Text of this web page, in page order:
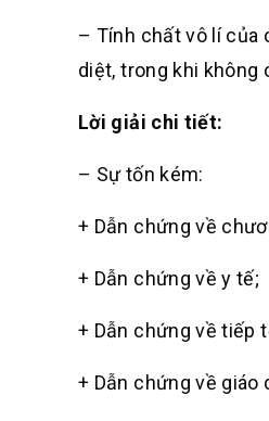
– Tính chất vô lí của
diệt, trong khi
Lời giải chi tiết:
– Sự tốn kém:
+ Dẫn chứng về
+ Dẫn chứng về y tế;
+ Dẫn chứng về tiếp
+ Dẫn chứng về giáo